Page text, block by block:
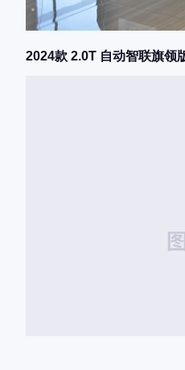
2024款 2.0T 自动智联旗领